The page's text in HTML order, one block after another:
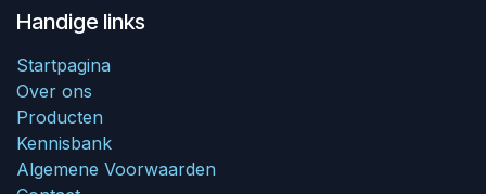
Handige links
Startpagina
Over ons
Producten
Kennisbank
Algemene Voorwaarden